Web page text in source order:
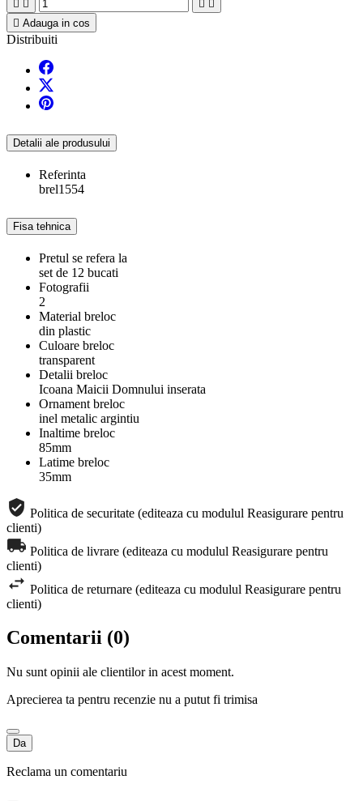
   
 Adauga in cos
Distribuiti
Detalii ale produsului
Referinta
brel1554
Fisa tehnica
Pretul se refera la
set de 12 bucati
Fotografii
2
Material breloc
din plastic
Culoare breloc
transparent
Detalii breloc
Icoana Maicii Domnului inserata
Ornament breloc
inel metalic argintiu
Inaltime breloc
85mm
Latime breloc
35mm
Politica de securitate (editeaza cu modulul Reasigurare pentru
clienti)
Politica de livrare (editeaza cu modulul Reasigurare pentru
clienti)
Politica de returnare (editeaza cu modulul Reasigurare pentru
clienti)
Comentarii (0)
Nu sunt opinii ale clientilor in acest moment.
Aprecierea ta pentru recenzie nu a putut fi trimisa
Da
Reclama un comentariu